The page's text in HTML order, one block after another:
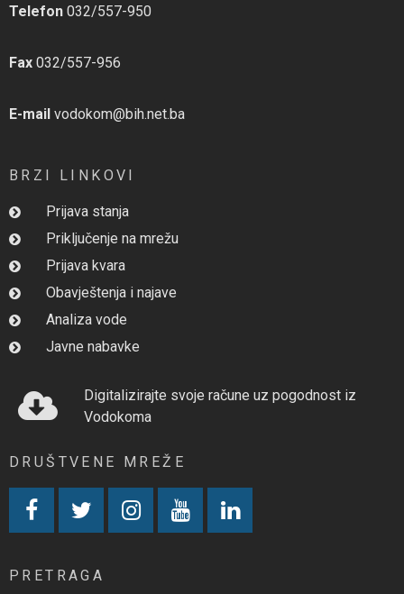
Telefon 032/557-950
Fax 032/557-956
E-mail vodokom@bih.net.ba
BRZI LINKOVI
Prijava stanja
Priključenje na mrežu
Prijava kvara
Obavještenja i najave
Analiza vode
Javne nabavke
Digitalizirajte svoje račune uz pogodnost iz
Vodokoma
DRUŠTVENE MREŽE
PRETRAGA